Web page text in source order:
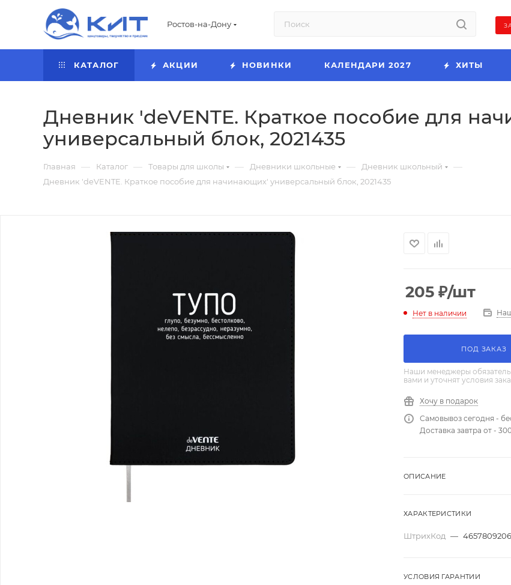
Ростов-на-Дону
КАТАЛОГ АКЦИИ НОВИНКИ КАЛЕНДАРИ 2027 ХИТЫ
Дневник 'deVENTE. Краткое пособие для
универсальный блок, 2021435
Главная — Каталог — Товары для школы — Дневники школьные — Дневник школьный —
Дневник 'deVENTE. Краткое пособие для начинающих' универсальный блок, 2021435
205 ₽/шт
Нет в наличии
ПОД ЗАКАЗ
Наши менеджеры
вами и уточнят условия
Хочу в подарок
Самовывоз сегодня -
Доставка завтра от -
ОПИСАНИЕ
ХАРАКТЕРИСТИКИ
ШтрихКод —
УСЛОВИЯ ГАРАНТИИ